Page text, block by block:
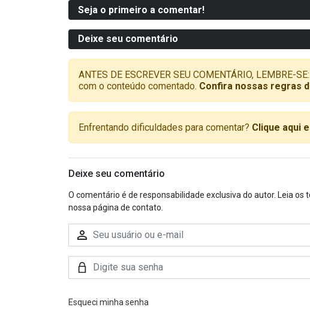
Seja o primeiro a comentar!
Deixe seu comentário
ANTES DE ESCREVER SEU COMENTÁRIO,
com o conteúdo comentado. Confira nossas regras
Enfrentando dificuldades para comentar? Clique aqui
Deixe seu comentário
O comentário é de responsabilidade exclusiva do autor. Leia
nossa página de contato.
Esqueci minha senha